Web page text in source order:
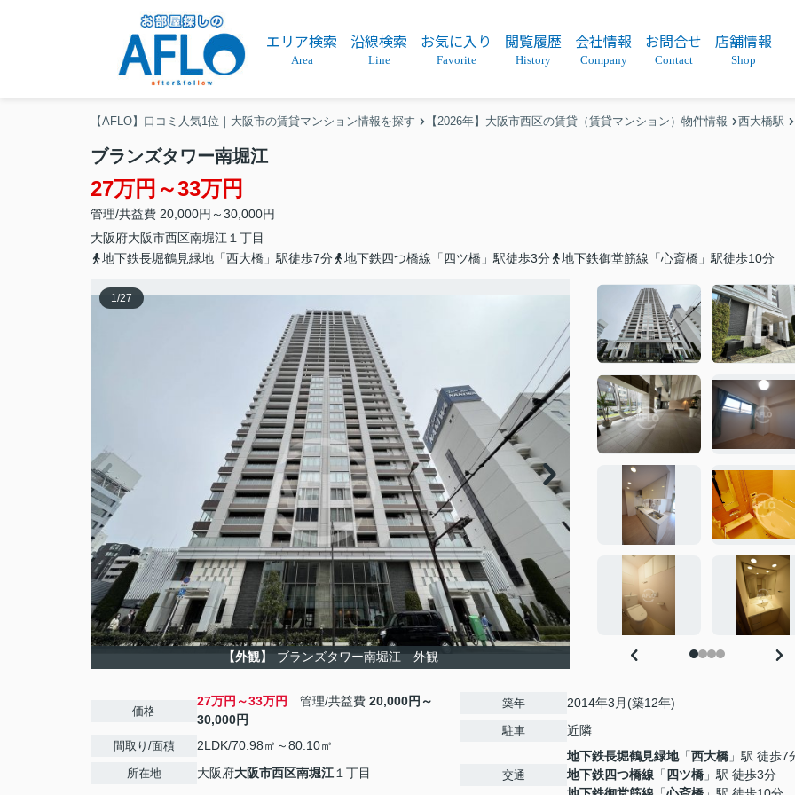
エリア検索
Area
沿線検索
Line
お気に入り
Favorite
閲覧履歴
History
会社情報
Company
お問合せ
Contact
店舗情報
Shop
【AFLO】口コミ人気1位｜大阪市の賃貸マンション情報を探す 【2026年】大阪市西区の賃貸（賃貸マンション）物件情報 西大橋駅
ブランズタワー南堀江
27万円～33万円
管理/共益費 20,000円～30,000円
大阪府大阪市西区南堀江 １丁目
地下鉄長堀鶴見緑地「西大橋」駅徒歩7分
地下鉄四つ橋線「四ツ橋」駅徒歩3分 地下鉄御堂筋線「心斎橋」駅徒歩10分
1/27
【外観】 ブランズタワー南堀江 外観
価格
27万円～33万円 管理/共益費 20,000円～
30,000円
間取り/面積 2LDK/70.98㎡～80.10㎡
所在地 大阪府大阪市西区南堀江 １丁目
築年 2014年3月(築12年)
駐車 近隣
交通
地下鉄長堀鶴見緑地「西大橋 」駅 徒歩7
地下鉄四つ橋線 「 四ツ橋 」駅 徒歩3分